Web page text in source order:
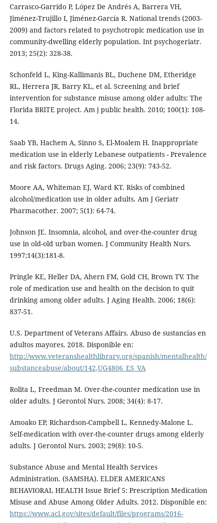
Carrasco-Garrido P, López De Andrés A, Barrera VH,
Jiménez-Trujillo I, Jiménez-García R. National trends (2003-
2009) and factors related to psychotropic medication use in
community-dwelling elderly population. Int psychogeriatr.
2013; 25(2): 328-38.
Schonfeld L, King-Kallimanis BL, Duchene DM, Etheridge
RL, Herrera JR, Barry KL, et al. Screening and brief
intervention for substance misuse among older adults: The
Florida BRITE project. Am j public health. 2010; 100(1): 108-
14.
Saab YB, Hachem A, Sinno S, El-Moalem H. Inappropriate
medication use in elderly Lebanese outpatients - Prevalence
and risk factors. Drugs Aging. 2006; 23(9): 743-52.
Moore AA, Whiteman EJ, Ward KT. Risks of combined
alcohol/medication use in older adults. Am J Geriatr
Pharmacother. 2007; 5(1): 64-74.
Johnson JE. Insomnia, alcohol, and over-the-counter drug
use in old-old urban women. J Community Health Nurs.
1997;14(3):181-8.
Pringle KE, Heller DA, Ahern FM, Gold CH, Brown TV. The
role of medication use and health on the decision to quit
drinking among older adults. J Aging Health. 2006; 18(6):
837-51.
U.S. Department of Veterans Affairs. Abuso de sustancias en
adultos mayores. 2018. Disponible en:
http://www.veteranshealthlibrary.org/spanish/mentalhealth/
substanceabuse/about/142,UG4806_ES_VA
Rolita L, Freedman M. Over-the-counter medication use in
older adults. J Gerontol Nurs. 2008; 34(4): 8-17.
Amoako EP, Richardson-Campbell L, Kennedy-Malone L.
Self-medication with over-the-counter drugs among elderly
adults. J Gerontol Nurs. 2003; 29(8): 10-5.
Substance Abuse and Mental Health Services
Administration. (SAMSHA). ELDER AMERICANS
BEHAVIORAL HEALTH Issue Brief 5: Prescription Medication
Misuse and Abuse Among Older Adults. 2012. Disponible en:
https://www.acl.gov/sites/default/files/programs/2016-